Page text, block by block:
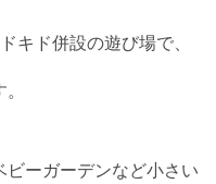
キド併設の遊び場で、
ビーガーデンなど小さい